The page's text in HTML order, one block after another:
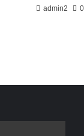
admin2